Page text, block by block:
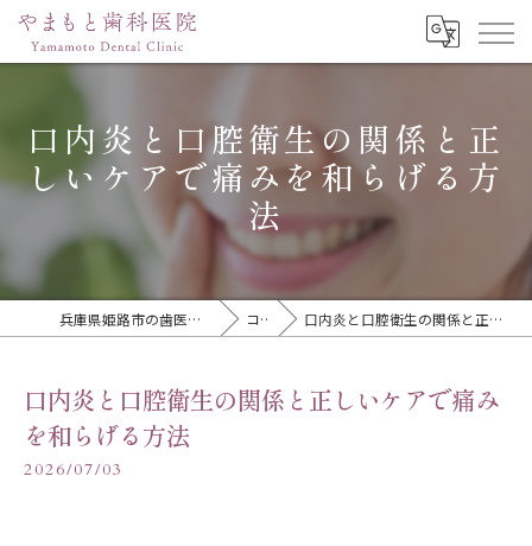
口内炎と口腔衛生の関係と正
しいケアで痛みを和らげる方
法
兵庫県姫路市の歯医者ならやまもと歯科医院 コラム 口内炎と口腔衛生の関係と正しいケアで痛みを和らげる方法
口内炎と口腔衛生の関係と正しいケアで痛み
を和らげる方法
2026/07/03